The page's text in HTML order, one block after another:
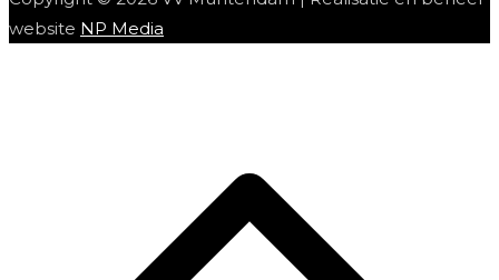
website NP Media